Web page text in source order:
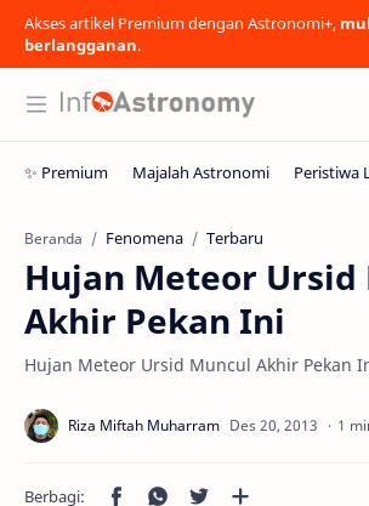
Akses artikel Premium dengan Astronomi+,
berlangganan.
Beranda Fenomena Terbaru
Hujan Meteor Ursid
Akhir Pekan Ini
Hujan Meteor Ursid Muncul Akhir Pekan
1